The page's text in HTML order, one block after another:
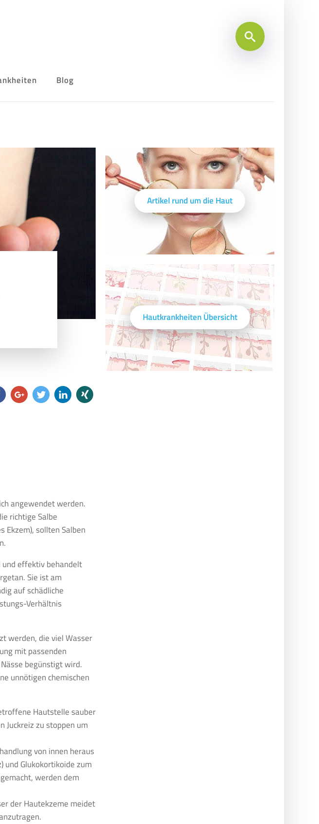
Blog
angewendet werden.
richtige Salbe
Ekzem), sollten Salben
und effektiv behandelt
Sie ist am
auf schädliche
Verhältnis
werden, die viel Wasser
mit passenden
begünstigt wird.
unnötigen chemischen
Hautstelle sauber
Juckreiz zu stoppen um
von innen heraus
und Glukokortikoide zum
werden dem
der Hautekzeme meidet
Artikel rund um die Haut
Hautkrankheiten Übersicht